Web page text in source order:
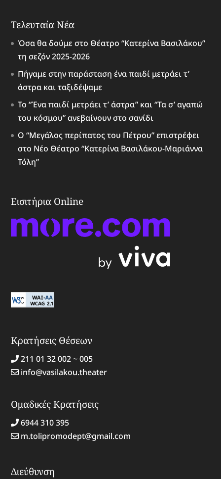
Τελευταία Νέα
Όσα θα δούμε στο Θέατρο “Κατερίνα Βασιλάκου”
τη σεζόν 2025-2026
Πήγαμε στην παράσταση ένα παιδί μετράει τ’
άστρα και ταξιδέψαμε
Το “Ένα παιδί μετράει τ’ άστρα” και “Τα σ’ αγαπώ
του κόσμου” ανεβαίνουν στο σανίδι
Ο “Μεγάλος περίπατος του Πέτρου” επιστρέφει
στο Νέο Θέατρο “Κατερίνα Βασιλάκου-Μαριάννα
Τόλη”
Εισιτήρια Online
Κρατήσεις Θέσεων
211 01 32 002 ~ 005
info@vasilakou.theater
Ομαδικές Κρατήσεις
6944 310 395
m.tolipromodept@gmail.com
Διεύθυνση